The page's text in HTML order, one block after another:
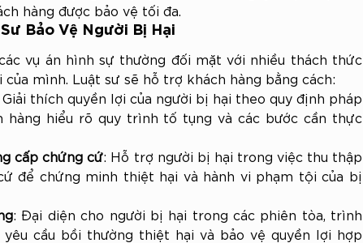
hàng được bảo vệ tối đa.
Bảo Vệ Người Bị Hại
vụ án hình sự thường đối mặt với nhiều thách thức
mình. Luật sư sẽ hỗ trợ khách hàng bằng cách:
Giải thích quyền lợi của người bị hại theo quy định pháp
hàng hiểu rõ quy trình tố tụng và các bước cần thực
cấp chứng cứ: Hỗ trợ người bị hại trong việc thu thập
để chứng minh thiệt hại và hành vi phạm tội của bị
: Đại diện cho người bị hại trong các phiên tòa, trình
yêu cầu bồi thường thiệt hại và bảo vệ quyền lợi hợp